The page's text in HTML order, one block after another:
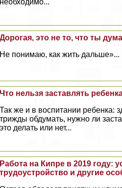
необходимо...
Дорогая, это не то, что ты
Не понимаю, как жить дальше»...
Что нельзя заставлять
Так же и в воспитании ребенка:
трижды обдумать, нужно ли
это делать или нет...
Работа на Кипре в 2019 году:
трудоустройство и другие